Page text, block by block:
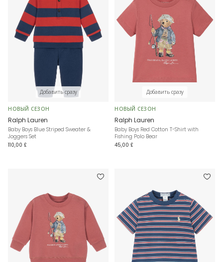
Добавить сразу
НОВЫЙ СЕЗОН
Ralph Lauren
Baby Boys Blue Striped Sweater &
Joggers Set
110,00 £
Добавить сразу
НОВЫЙ СЕЗОН
Ralph Lauren
Baby Boys Red Cotton T-Shirt with
Fishing Polo Bear
45,00 £